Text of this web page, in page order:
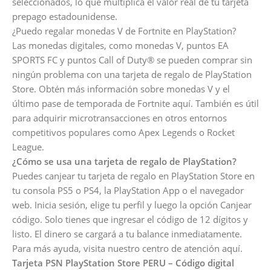
prepago estadounidense.
¿Puedo regalar monedas V de Fortnite en PlayStation?
Las monedas digitales, como monedas V, puntos EA
SPORTS FC y puntos Call of Duty® se pueden comprar sin
ningún problema con una tarjeta de regalo de PlayStation
Store. Obtén más información sobre monedas V y el
último pase de temporada de Fortnite aquí. También es útil
para adquirir microtransacciones en otros entornos
competitivos populares como Apex Legends o Rocket
League.
¿Cómo se usa una tarjeta de regalo de PlayStation?
Puedes canjear tu tarjeta de regalo en PlayStation Store en
tu consola PS5 o PS4, la PlayStation App o el navegador
web. Inicia sesión, elige tu perfil y luego la opción Canjear
código. Solo tienes que ingresar el código de 12 dígitos y
listo. El dinero se cargará a tu balance inmediatamente.
Para más ayuda, visita nuestro centro de atención aquí.
Tarjeta PSN PlayStation Store PERU – Código digital